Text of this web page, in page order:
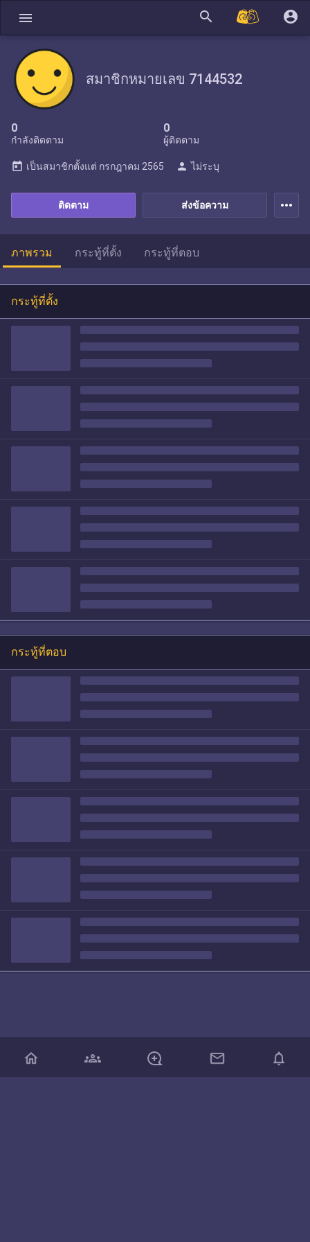
menu search account_circle
สมาชิกหมายเลข 7144532
0
กำลังติดตาม
0
ผู้ติดตาม
ส่งข้อความ
ติดตาม
today เป็นสมาชิกตั้งแต่ กรกฎาคม 2565 person ไม่ระบุ
more_horiz
ภาพรวม กระทู้ที่ตั้ง กระทู้ที่ตอบ
กระทู้ที่ตั้ง
กระทู้ที่ตอบ